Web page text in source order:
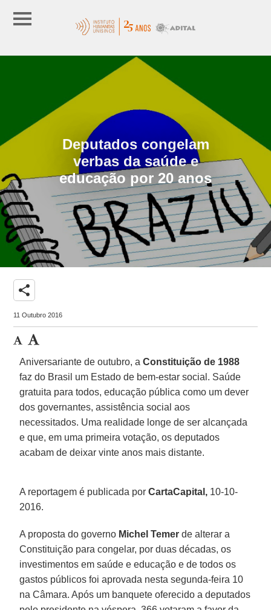
Deputados congelam
verbas da saúde e
educação por 20 anos
share
11 Outubro 2016
Aniversariante de outubro, aConstituição de 1988
faz do Brasil um Estado de bem-estar social. Saúde
gratuita para todos, educação pública como um dever
dos governantes, assistência social aos
necessitados. Uma realidade longe de ser alcançada
e que, em uma primeira votação, os deputados
acabam de deixar vinte anos mais distante.
A reportagem é publicada porCartaCapital, 10-10-
2016.
A proposta do governo Michel Temer de alterar a
Constituição para congelar, por duas décadas, os
investimentos em saúde e educação e de todos os
gastos públicos foi aprovada nesta segunda-feira 10
na Câmara. Após um banquete oferecido a deputados